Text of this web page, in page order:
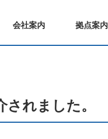
会社案内 拠点案内
れました。